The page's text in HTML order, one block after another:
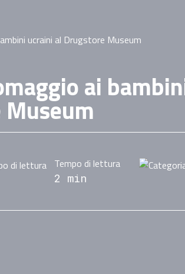
ucraini al Drugstore Museum
ai
Tempo di lettura
2 min